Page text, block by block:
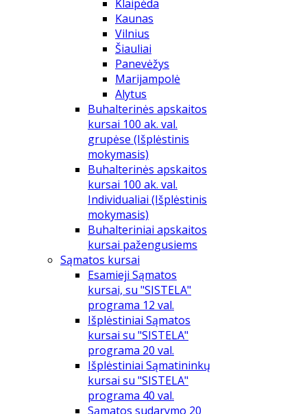
Klaipėda
Kaunas
Vilnius
Šiauliai
Panevėžys
Marijampolė
Alytus
Buhalterinės apskaitos
kursai 100 ak. val.
grupėse (Išplėstinis
mokymasis)
Buhalterinės apskaitos
kursai 100 ak. val.
Individualiai (Išplėstinis
mokymasis)
Buhalteriniai apskaitos
kursai pažengusiems
Sąmatos kursai
Esamieji Sąmatos
kursai, su "SISTELA"
programa 12 val.
Išplėstiniai Sąmatos
kursai su "SISTELA"
programa 20 val.
Išplėstiniai Sąmatininkų
kursai su "SISTELA"
programa 40 val.
Sąmatos sudarymo 20